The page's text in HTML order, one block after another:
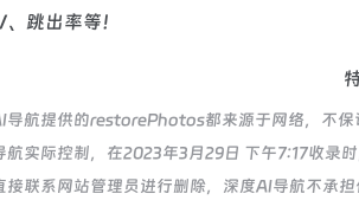
跳出率等！
导航提供的restorePhotos都来源于网络，不
航实际控制，在2023年3月29日 下午7:17收录
接联系网站管理员进行删除，深度AI导航不承担